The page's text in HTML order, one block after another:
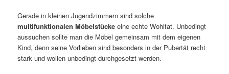
Gerade in kleinen Jugendzimmern sind solche
multifunktionalen Möbelstücke eine echte Wohltat. Unbedingt
aussuchen sollte man die Möbel gemeinsam mit dem eigenen
Kind, denn seine Vorlieben sind besonders in der Pubertät recht
stark und wollen unbedingt durchgesetzt werden.